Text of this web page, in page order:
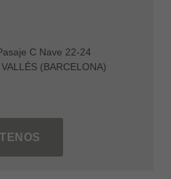
C Nave 22-24
(BARCELONA)